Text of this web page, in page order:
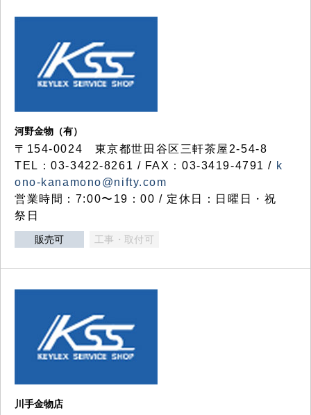
河野金物（有）
〒154-0024 東京都世田谷区三軒茶屋2-54-8
TEL：03-3422-8261 / FAX：03-3419-4791 / k
ono-kanamono@nifty.com
営業時間：7:00〜19：00 / 定休日：日曜日・祝
祭日
販売可 工事・取付可
川手金物店